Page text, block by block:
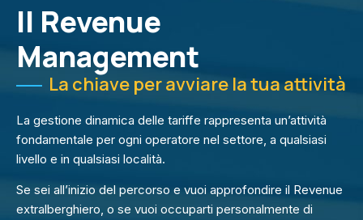
Il Revenue
Management
La chiave per avviare la tua attività
La gestione dinamica delle tariffe rappresenta un’attività
fondamentale per ogni operatore nel settore, a qualsiasi
livello e in qualsiasi località.
Se sei all’inizio del percorso e vuoi approfondire il Revenue
extralberghiero, o se vuoi occuparti personalmente di